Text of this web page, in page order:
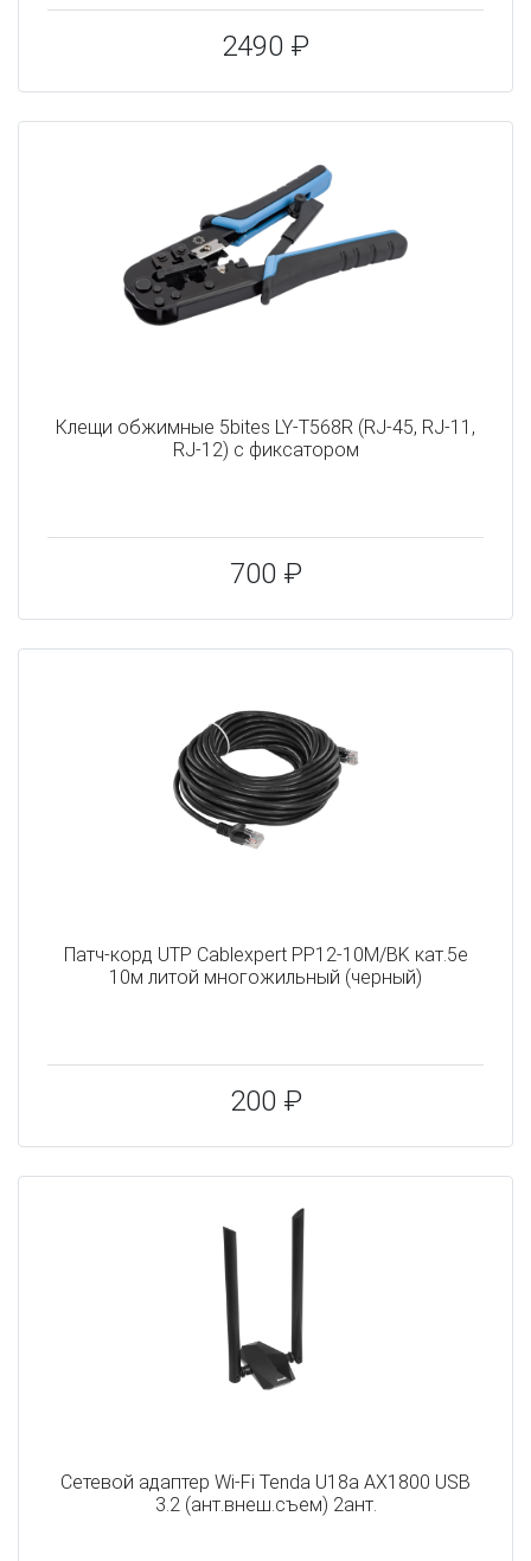
2490 ₽
Клещи обжимные 5bites LY-T568R (RJ-45, RJ-11,
RJ-12) с фиксатором
700 ₽
Патч-корд UTP Cablexpert PP12-10M/BK кат.5e
10м литой многожильный (черный)
200 ₽
Сетевой адаптер Wi-Fi Tenda U18a AX1800 USB
3.2 (ант.внеш.съем) 2ант.